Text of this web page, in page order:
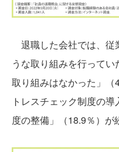
退職した会社では、従
うな取り組みを行って
取り組みはなかった」
トレスチェック制度の
度の整備」（18.9％）が